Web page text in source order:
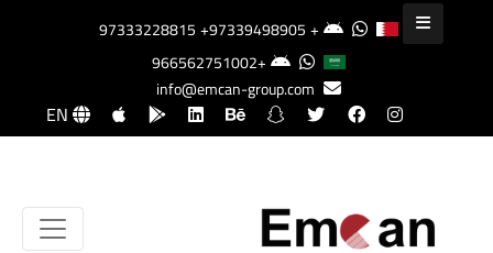
+97333228815
+97339498905
+966562751002
info@emcan-group.com
EN